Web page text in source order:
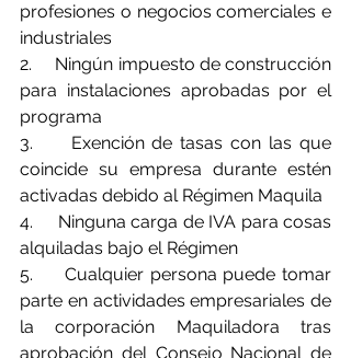
profesiones o negocios comerciales e
industriales
2. Ningún impuesto de construcción
para instalaciones aprobadas por el
programa
3. Exención de tasas con las que
coincide su empresa durante estén
activadas debido al Régimen Maquila
4. Ninguna carga de IVA para cosas
alquiladas bajo el Régimen
5. Cualquier persona puede tomar
parte en actividades empresariales de
la corporación Maquiladora tras
aprobación del Consejo Nacional de